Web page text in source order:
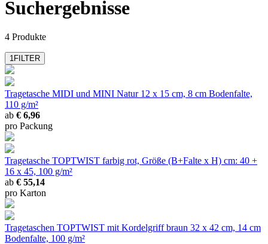
schwarz
Suchergebnisse
4 Produkte
1FILTER
Tragetasche MIDI und MINI Natur 12 x 15 cm, 8 cm Bodenfalte,
110 g/m²
ab € 6,96
pro Packung
Tragetasche TOPTWIST farbig rot, Größe (B+Falte x H) cm: 40 +
16 x 45, 100 g/m²
ab € 55,14
pro Karton
Tragetaschen TOPTWIST mit Kordelgriff braun 32 x 42 cm, 14 cm
Bodenfalte, 100 g/m²